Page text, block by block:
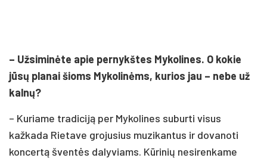
– Užsiminėte apie pernykštes Mykolines. O kokie
jūsų planai šioms Mykolinėms, kurios jau – nebe už
kalnų?
– Kuriame tradiciją per Mykolines suburti visus
kažkada Rietave grojusius muzikantus ir dovanoti
koncertą šventės dalyviams. Kūrinių nesirenkame